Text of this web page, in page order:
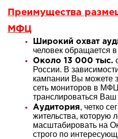
Преимущества
МФЦ
Широкий охват
человек обращается
Около 13 000 тыс.
России. В
кампании Вы можете
сеть мониторов в
транслироваться
Аудитория, четко
жительства, которую
масштабировать на
строго по